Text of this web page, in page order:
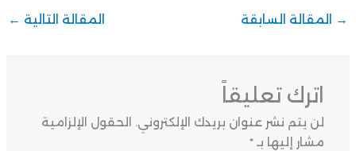
→ المقالة السابقة المقالة التالية ←
اترك تعليقاً
لن يتم نشر عنوان بريدك الإلكتروني. الحقول الإلزامية
مشار إليها بـ*